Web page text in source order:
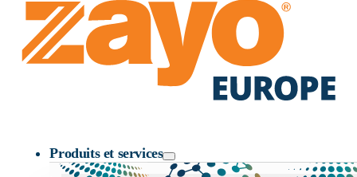
Produits et services